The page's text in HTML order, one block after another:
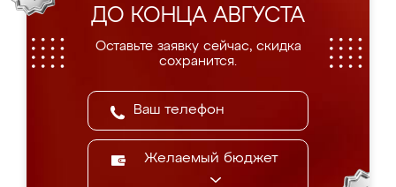
ДО КОНЦА АВГУСТА
Оставьте заявку сейчас, скидка
сохранится.
Желаемый бюджет